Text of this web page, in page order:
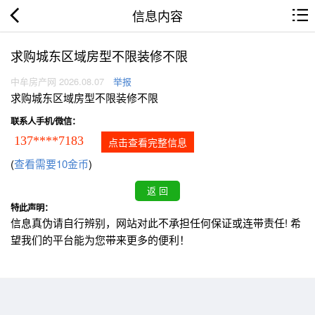
信息内容
求购城东区域房型不限装修不限
中牟房产网 2026.08.07 举报
求购城东区域房型不限装修不限
联系人手机/微信：
137****7183 点击查看完整信息
(查看需要10金币)
特此声明：
信息真伪请自行辨别，网站对此不承担任何保证或连带责任! 希
望我们的平台能为您带来更多的便利！